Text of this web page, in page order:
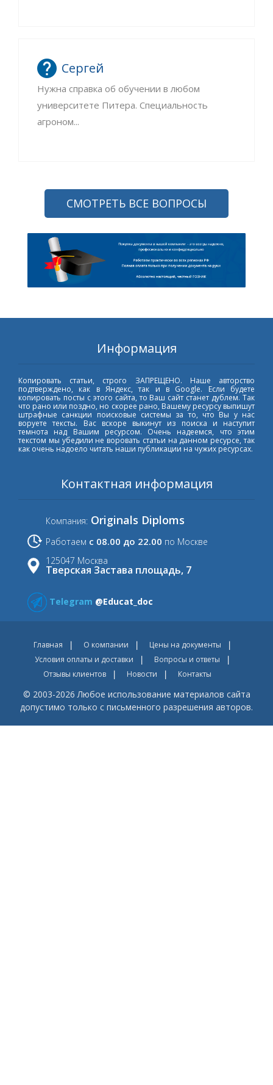
Сергей
Нужна справка об обучении в любом
университете Питера. Специальность
агроном...
СМОТРЕТЬ ВСЕ ВОПРОСЫ
Информация
Копировать статьи, строго ЗАПРЕЩЕНО. Наше авторство
подтверждено, как в Яндекс, так и в Google. Если будете
копировать посты с этого сайта, то Ваш сайт станет дублем. Так
что рано или поздно, но скорее рано, Вашему ресурсу выпишут
штрафные санкции поисковые системы за то, что Вы у нас
воруете тексты. Вас вскоре выкинут из поиска и наступит
темнота над Вашим ресурсом. Очень надеемся, что этим
текстом мы убедили не воровать статьи на данном ресурсе, так
как очень надоело читать наши публикации на чужих ресурсах.
Контактная информация
Компания: Originals Diploms
Работаем с 08.00 до 22.00 по Москве
125047 Москва
Тверская Застава площадь, 7
Telegram @Educat_doc
Главная О компании
Цены на документы
Условия оплаты и доставки
Вопросы и ответы
Отзывы клиентов
Новости Контакты
© 2003-2026 Любое использование материалов сайта
допустимо только с письменного разрешения авторов.